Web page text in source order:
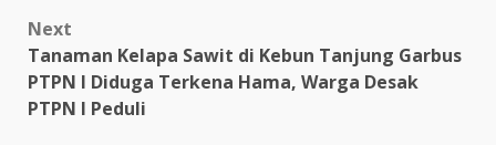
Next
Tanaman Kelapa Sawit di Kebun Tanjung Garbus
PTPN I Diduga Terkena Hama, Warga Desak
PTPN I Peduli